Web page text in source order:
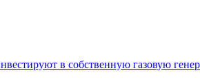
в собственную газовую